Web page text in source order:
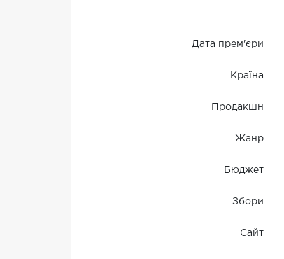
Дата прем'єри
Країна
Продакшн
Жанр
Бюджет
Збори
Сайт